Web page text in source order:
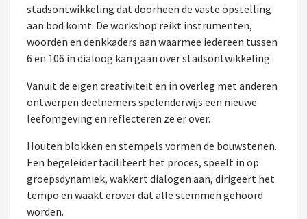
stadsontwikkeling dat doorheen de vaste opstelling
aan bod komt. De workshop reikt instrumenten,
woorden en denkkaders aan waarmee iedereen tussen
6 en 106 in dialoog kan gaan over stadsontwikkeling.
Vanuit de eigen creativiteit en in overleg met anderen
ontwerpen deelnemers spelenderwijs een nieuwe
leefomgeving en reflecteren ze er over.
Houten blokken en stempels vormen de bouwstenen.
Een begeleider faciliteert het proces, speelt in op
groepsdynamiek, wakkert dialogen aan, dirigeert het
tempo en waakt erover dat alle stemmen gehoord
worden.